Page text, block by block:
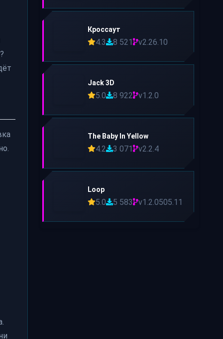
Кроссаут
4.3 8 521 v2.26.10
Jack 3D
5.0 8 922 v1.2.0
The Baby In Yellow
4.2 3 071 v2.2.4
Loop
5.0 5 583 v1.2.0505.11